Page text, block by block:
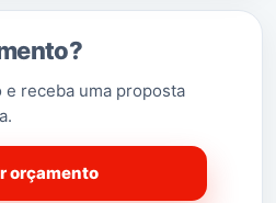
e receba uma proposta
orçamento